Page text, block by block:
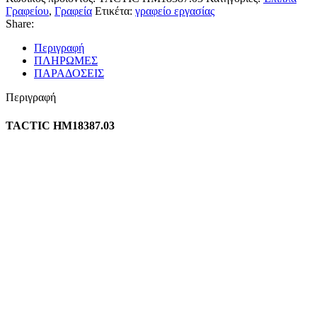
Γραφείου, Γραφεία Ετικέτα: γραφείο εργασίας
Share:
Περιγραφή
ΠΛΗΡΩΜΕΣ
ΠΑΡΑΔΟΣΕΙΣ
Περιγραφή
TACTIC HM18387.03